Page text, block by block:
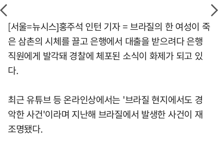
[서울=뉴시스]홍주석 인턴 기자 = 브라질의 한 여성이 죽
은 삼촌의 시체를 끌고 은행에서 대출을 받으려다 은행
직원에게 발각돼 경찰에 체포된 소식이 화제가 되고 있
다.
최근 유튜브 등 온라인상에서는 '브라질 현지에서도 경
악한 사건'이라며 지난해 브라질에서 발생한 사건이 재
조명됐다.